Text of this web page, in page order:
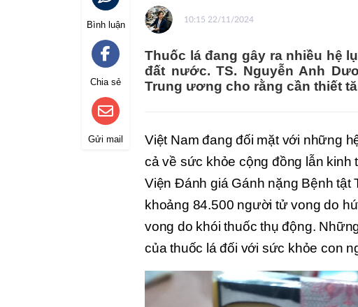
Bình luận
Chia sẻ
Gửi mail
10:15 22/11/2024
Thuốc lá đang gây ra nhiều hệ
đất nước. TS. Nguyễn Anh
Trung ương cho rằng cần thiết
Việt Nam đang đối mặt với những
cả về sức khỏe cộng đồng lẫn kinh
Viện Đánh giá Gánh nặng Bệnh tật
khoảng 84.500 người tử vong do
vong do khói thuốc thụ động.
của thuốc lá đối với sức khỏe con